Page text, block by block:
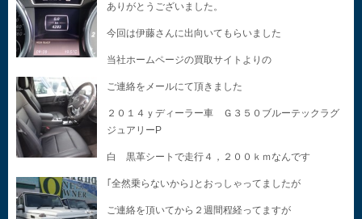
ありがとうございました。
今回は伊藤さんに出向いてもらいました
当社ホームページの買取サイトよりの
ご連絡をメールにて頂きました
２０１４ｙディーラー車 Ｇ３５０ブルーテックラグ
ジュアリーP
白 黒革シートで走行４，２００ｋｍなんです
｢全然乗らないから｣とおっしゃってましたが
ご連絡を頂いてから２週間程経ってますが